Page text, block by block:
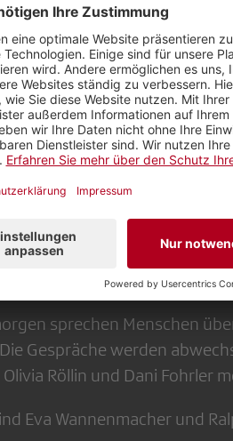
August 2026, sendet die
aus der Kellerbühne in
sprechen Menschen
Gespräche werden
Röllin und Dani Fohrler
Eva Wannenmacher und